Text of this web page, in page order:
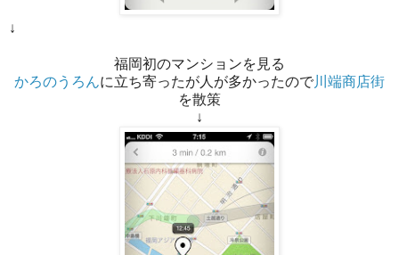
↓
福岡初のマンションを見る
かろのうろんに立ち寄ったが人が多かったので川端商店街
を散策
↓